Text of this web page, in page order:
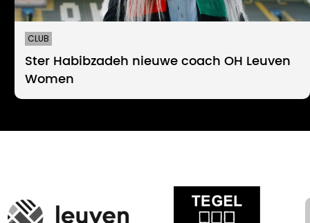
CLUB
Ster Habibzadeh nieuwe coach OH Leuven
Women